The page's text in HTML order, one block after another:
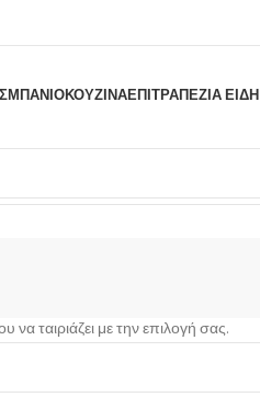
ΜΠΆΝΙΟΚΟΥΖΊΝΑΕΠΙΤΡΑΠΈΖΙΑ ΕΊΔΗ
ταιριάζει με την επιλογή σας.